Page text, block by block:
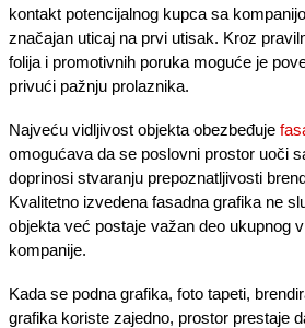
kontakt potencijalnog kupca sa
značajan uticaj na prvi utisak. Kroz
folija i promotivnih poruka moguće je
privući pažnju prolaznika.
Najveću vidljivost objekta obezbeđuje
omogućava da se poslovni prostor uoči
doprinosi stvaranju prepoznatljivosti
Kvalitetno izvedena fasadna grafika ne
objekta već postaje važan deo ukupnog
kompanije.
Kada se podna grafika, foto tapeti,
grafika koriste zajedno, prostor prestaje